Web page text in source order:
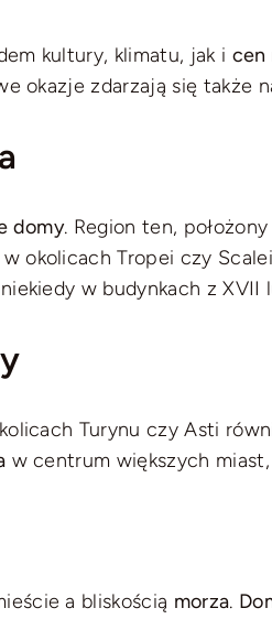
kultury, klimatu, jak i cen
okazje zdarzają się także
domy. Region ten,
okolicach Tropei czy
w budynkach z XVII
Turynu czy Asti
w centrum większych
a bliskością morza.